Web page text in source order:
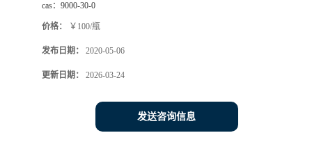
cas： 9000-30-0
价格： ￥100/瓶
发布日期： 2020-05-06
更新日期： 2026-03-24
发送咨询信息